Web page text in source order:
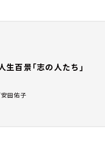
生百景「志の人たち」
田佑子